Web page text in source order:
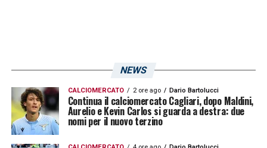
NEWS
CALCIOMERCATO 2 ore ago Dario Bartolucci
Continua il calciomercato Cagliari, dopo Maldini,
Aurelio e Kevin Carlos si guarda a destra: due
nomi per il nuovo terzino